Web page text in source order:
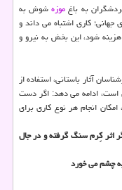
به باغموزهشوش به
كاری اشتباه می داند و
شود، این بخش به نیرو و
آثار باستانی، استفاده از
است، ادامه می دهد: اگر دست
انجام هر نوع كاری برای
اثر كِرم سنگ گرفته و در جال
چشم می خورد